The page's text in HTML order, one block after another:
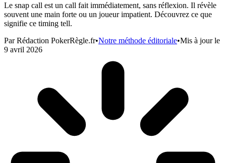
Le snap call est un call fait immédiatement, sans réflexion. Il révèle
souvent une main forte ou un joueur impatient. Découvrez ce que
signifie ce timing tell.
ParRédaction PokerRègle.fr•Notre méthode éditoriale•Mis à jour le
9 avril 2026